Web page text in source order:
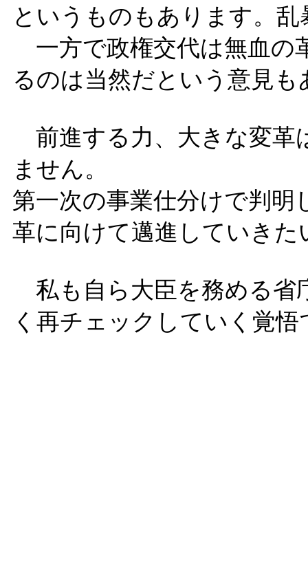
というものもあります。
一方で政権交代は無血の
るのは当然だという意見も
前進する力、大きな変革
ません。
第一次の事業仕分けで判
革に向けて邁進していきた
私も自ら大臣を務める省
く再チェックしていく覚悟